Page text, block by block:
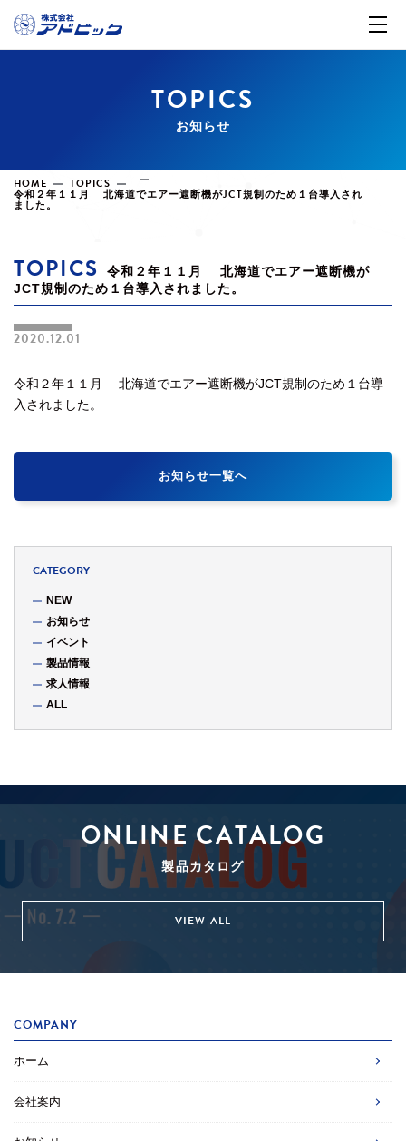
TOPICS
お知らせ
HOME TOPICS
令和２年１１月 北海道でエアー遮断機がJCT規制のため１台導入され
ました。
TOPICS
令和２年１１月 北海道でエアー遮断機が
JCT規制のため１台導入されました。
2020.12.01
令和２年１１月 北海道でエアー遮断機がJCT規制のため１台導
入されました。
お知らせ一覧へ
CATEGORY
NEW
お知らせ
イベント
製品情報
求人情報
ALL
ONLINE CATALOG
製品カタログ
VIEW ALL
COMPANY
ホーム
会社案内